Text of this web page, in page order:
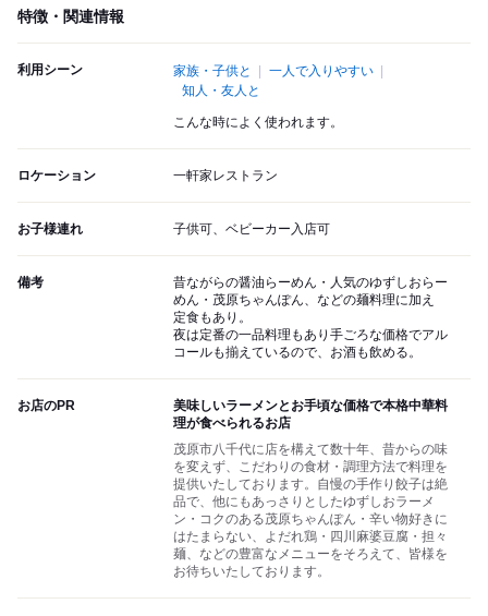
特徴・関連情報
利用シーン 家族・子供と
一人で入りやすい
知人・友人と
こんな時によく使われます。
ロケーション 一軒家レストラン
お子様連れ 子供可、ベビーカー入店可
備考
昔ながらの醤油らーめん・人気のゆずしおらー
めん・茂原ちゃんぽん、などの麺料理に加え
定食もあり。
夜は定番の一品料理もあり手ごろな価格でアル
コールも揃えているので、お酒も飲める。
お店のPR
美味しいラーメンとお手頃な価格で本格中華料
理が食べられるお店
茂原市八千代に店を構えて数十年、昔からの味
を変えず、こだわりの食材・調理方法で料理を
提供いたしております。自慢の手作り餃子は絶
品で、他にもあっさりとしたゆずしおラーメ
ン・コクのある茂原ちゃんぽん・辛い物好きに
はたまらない、よだれ鶏・四川麻婆豆腐・担々
麺、などの豊富なメニューをそろえて、皆様を
お待ちいたしております。